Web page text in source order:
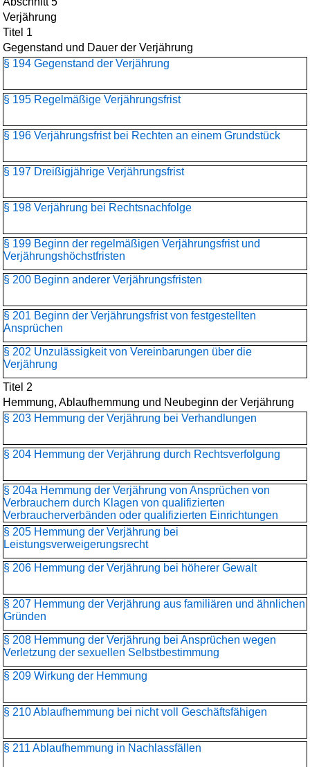
Verjährung
Titel 1
Gegenstand und Dauer der Verjährung
§ 194 Gegenstand der Verjährung
§ 195 Regelmäßige Verjährungsfrist
§ 196 Verjährungsfrist bei Rechten an einem Grundstück
§ 197 Dreißigjährige Verjährungsfrist
§ 198 Verjährung bei Rechtsnachfolge
§ 199 Beginn der regelmäßigen Verjährungsfrist und
Verjährungshöchstfristen
§ 200 Beginn anderer Verjährungsfristen
§ 201 Beginn der Verjährungsfrist von festgestellten
Ansprüchen
§ 202 Unzulässigkeit von Vereinbarungen über die
Verjährung
Titel 2
Hemmung, Ablaufhemmung und Neubeginn der Verjährung
§ 203 Hemmung der Verjährung bei Verhandlungen
§ 204 Hemmung der Verjährung durch Rechtsverfolgung
§ 204a Hemmung der Verjährung von Ansprüchen von
Verbrauchern durch Klagen von qualifizierten
Verbraucherverbänden oder qualifizierten Einrichtungen
§ 205 Hemmung der Verjährung bei
Leistungsverweigerungsrecht
§ 206 Hemmung der Verjährung bei höherer Gewalt
§ 207 Hemmung der Verjährung aus familiären und ähnlichen
Gründen
§ 208 Hemmung der Verjährung bei Ansprüchen wegen
Verletzung der sexuellen Selbstbestimmung
§ 209 Wirkung der Hemmung
§ 210 Ablaufhemmung bei nicht voll Geschäftsfähigen
§ 211 Ablaufhemmung in Nachlassfällen